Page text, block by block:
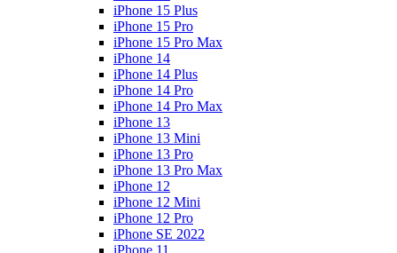
iPhone 15 Plus
iPhone 15 Pro
iPhone 15 Pro Max
iPhone 14
iPhone 14 Plus
iPhone 14 Pro
iPhone 14 Pro Max
iPhone 13
iPhone 13 Mini
iPhone 13 Pro
iPhone 13 Pro Max
iPhone 12
iPhone 12 Mini
iPhone 12 Pro
iPhone SE 2022
iPhone 11